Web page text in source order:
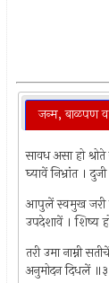
जन्म, बाळपण
सावध असा हो
घ्यावें निभ्रांत ।
आपुलें स्वमुख जरी
उपदेशावें । शिष्य
तरी उमा नाम्नी
अनुमोदन दिधलें